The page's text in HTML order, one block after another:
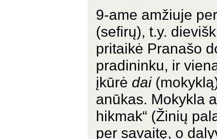
9-ame amžiuje
(sefirų), t.y.
pritaikė Pranašo
pradininku, ir
įkūrė dai
anūkas. Mokykla
hikmak“ (Žinių
per savaitę, o